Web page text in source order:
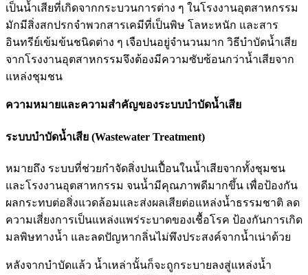
เป็นน้ำเสียที่เกิดจากกระบวนการต่าง ๆ ในโรงงานอุตสาหกรรม
มักมีสิ่งสกปรกจำพวกสารเคมีที่เป็นพิษ โลหะหนัก และสาร
อินทรีย์เข้มข้นชนิดต่าง ๆ เจือปนอยู่จำนวนมาก วิธีบำบัดน้ำเสีย
จากโรงงานอุตสาหกรรมจึงต้องมีความซับซ้อนกว่าน้ำเสียจาก
แหล่งชุมชน
ความหมายและความสำคัญของระบบบำบัดน้ำเสีย
ระบบบำบัดน้ำเสีย (Wastewater Treatment)
หมายถึง ระบบที่ช่วยกำจัดสิ่งปนเปื้อนในน้ำเสียจากทั้งชุมชน
และโรงงานอุตสาหกรรม จนน้ำมีคุณภาพดีมากขึ้น เพื่อป้องกัน
ผลกระทบต่อสิ่งแวดล้อมและส่งผลเสียต่อแหล่งน้ำธรรมชาติ ลด
ความเสี่ยงการเป็นแหล่งแพร่ระบาดของเชื้อโรค ป้องกันการเกิด
มลพิษทางน้ำ และลดปัญหากลิ่นไม่พึงประสงค์จากน้ำเน่าด้วย
หลังจากบำบัดแล้ว น้ำเหล่านั้นก็จะถูกระบายลงสู่แหล่งน้ำ